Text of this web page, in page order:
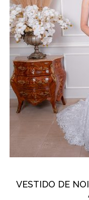
VESTIDO DE